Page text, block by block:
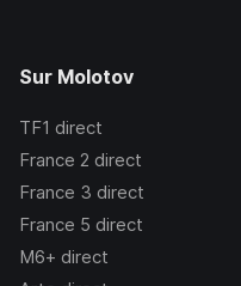
Sur Molotov
TF1 direct
France 2 direct
France 3 direct
France 5 direct
M6+ direct